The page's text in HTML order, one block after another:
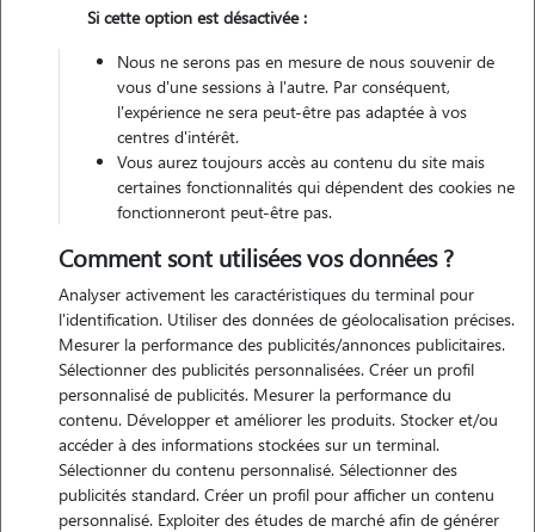
Motivation
j'aime beaucoup le contact avec les animaux et j'ai toujours eu une
grande affection pour eux. le petsitting me permet de passer du
temps avec eux tout en leur apportant attention et bien-être
pendant l'absence de leurs propriétaires.
Si cette option est désactivée :
Nous ne serons pas en mesure de nous souvenir de
vous d'une sessions à l'autre. Par conséquent,
l'expérience ne sera peut-être pas adaptée à vos
centres d'intérêt.
Vous aurez toujours accès au contenu du site mais
certaines fonctionnalités qui dépendent des cookies ne
fonctionneront peut-être pas.
Comment sont utilisées vos données ?
Analyser activement les caractéristiques du terminal pour
l'identification. Utiliser des données de géolocalisation précises.
Mesurer la performance des publicités/annonces publicitaires.
Sélectionner des publicités personnalisées. Créer un profil
personnalisé de publicités. Mesurer la performance du
contenu. Développer et améliorer les produits. Stocker et/ou
accéder à des informations stockées sur un terminal.
Sélectionner du contenu personnalisé. Sélectionner des
publicités standard. Créer un profil pour afficher un contenu
personnalisé. Exploiter des études de marché afin de générer